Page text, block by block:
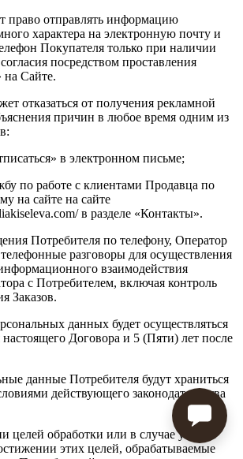
право отправлять информацию
характера на электронную почту и
Покупателя только при наличии
посредством проставления
на Сайте.
отказаться от получения рекламной
причин в любое время одним из
в электронном письме;
по работе с клиентами Продавца по
на сайте на сайте
в разделе «Контакты».
Потребителя по телефону, Оператор
разговоры для осуществления
взаимодействия
с Потребителем, включая контроль
Заказов.
данных будет осуществляться
настоящего Договора и 5 (Пяти) лет после
данные Потребителя будут храниться
действующего законодательства
целей обработки или в случае утраты
этих целей, обрабатываемые